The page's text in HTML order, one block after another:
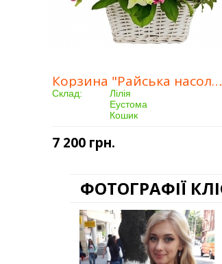
Корзина "Райська насолода"
Склад:
Лілія
Еустома
Кошик
Купили:
Доставка:
Від 5 годин
7 200 грн.
ФОТОГРАФІЇ